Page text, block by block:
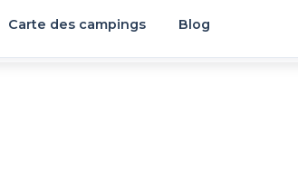
Carte des campings Blog